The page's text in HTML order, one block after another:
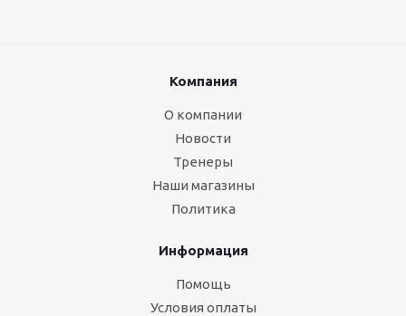
Компания
О компании
Новости
Тренеры
Наши магазины
Политика
Информация
Помощь
Условия оплаты